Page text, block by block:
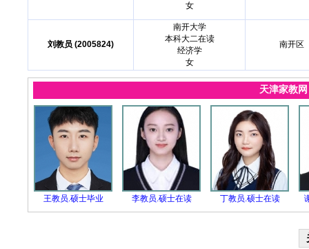
女
刘教员 (2005824)
南开大学
本科大二在读
经济学
女
南开区
天津家教
王教员.硕士毕业 李教员.硕士在读 丁教员.硕士在读